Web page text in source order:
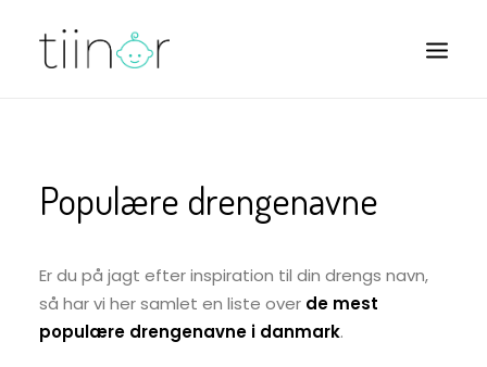
BABY
Populære drengenavne
Er du på jagt efter inspiration til din drengs navn,
så har vi her samlet en liste over de mest
populære drengenavne i danmark.